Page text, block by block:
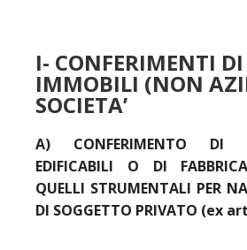
I- CONFERIMENTI
IMMOBILI (NON
SOCIETA’
A) CONFERIMENTO DI
EDIFICABILI O DI
QUELLI STRUMENTALI PER
DI SOGGETTO PRIVATO (ex